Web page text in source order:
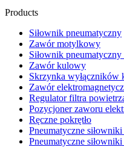
Products
Siłownik pneumatyczny
Zawór motylkowy
Siłownik
Zawór kulowy
Skrzynka wyłączników
Zawór
Regulator filtra
Pozycjoner zaworu
Ręczne pokrętło
Pneumatyczne
Pneumatyczne